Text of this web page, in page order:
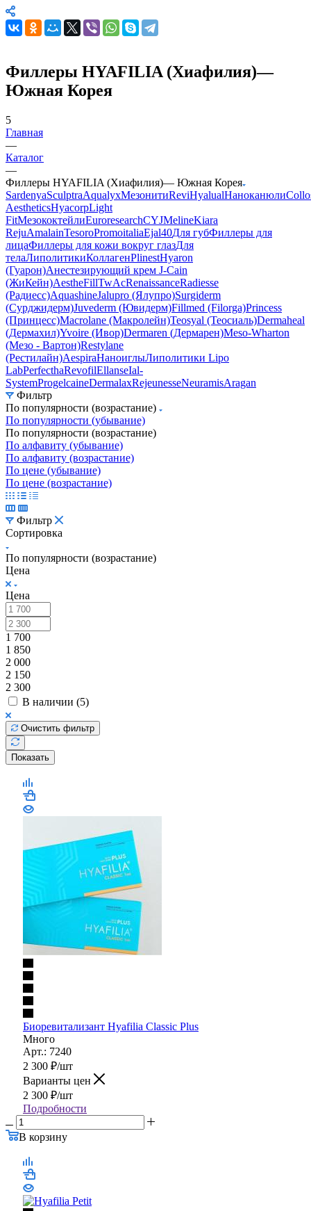
Филлеры HYAFILIA (Хиафилия)—
Южная Корея
5
Главная
—
Каталог
—
Филлеры HYAFILIA (Хиафилия)— Южная Корея
SardenyaSculptraAqualyx
AestheticsHyacorpLight
FitМезококтейлиEuroresearchCYJMelineKiara
RejuAmalainTesoro PromoitaliaEjal40Для губ
лицаФиллеры для кожи вокруг глазДля
телаЛиполитикиКоллаген PlinestHyaron
(Гуарон)Анестезирующий крем J-Cain
(ЖиКейн)AestheFillTwAcRenaissanceRadiesse
(Радиесс)AquashineJalupro (Ялупро)Surgiderm
(Сурджидерм)Juvederm (Ювидерм)Fillmed (Filorga)Princess
(Принцесс)Macrolane (Макролейн) Teosyal (Теосиаль)Dermaheal
(Дермахил)Yvoire (Ивор)
(Мезо - Вартон)Restylane
(Рестилайн)AespiraНаноиглы
LabPerfecthaRevofilEllanseIal-
SystemProgelcaine
Фильтр
По популярности (возрастание)
По популярности (убывание)
По популярности (возрастание)
По алфавиту (убывание)
По алфавиту (возрастание)
По цене (убывание)
По цене (возрастание)
Фильтр
Сортировка
По популярности (возрастание)
Цена
Цена
1 700
1 850
2 000
2 150
2 300
Очистить фильтр
Биоревитализант Hyafilia Classic Plus
Много
Арт.: 7240
2 300₽/шт
Варианты цен
2 300₽/шт